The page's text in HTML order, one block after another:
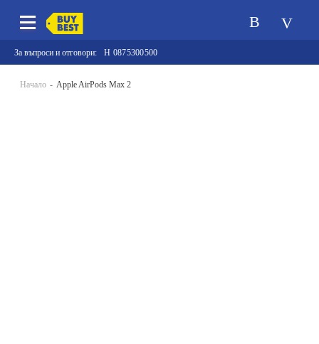
За въпроси и отговори: 0875300500
Начало Apple AirPods Max 2